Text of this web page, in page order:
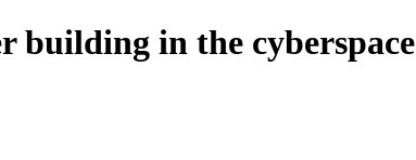
building in the cyberspace